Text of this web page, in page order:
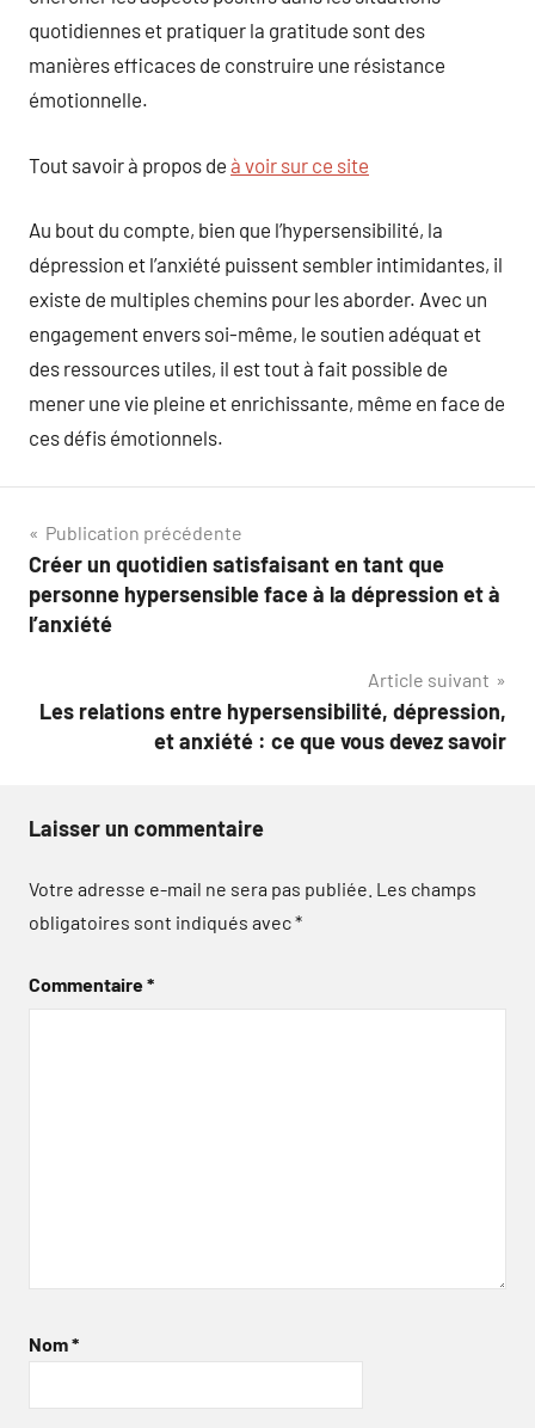
quotidiennes et pratiquer la gratitude sont des
manières efficaces de construire une résistance
émotionnelle.
Tout savoir à propos de à voir sur ce site
Au bout du compte, bien que l’hypersensibilité, la
dépression et l’anxiété puissent sembler intimidantes, il
existe de multiples chemins pour les aborder. Avec un
engagement envers soi-même, le soutien adéquat et
des ressources utiles, il est tout à fait possible de
mener une vie pleine et enrichissante, même en face de
ces défis émotionnels.
Navigation
de
l’article
Publication précédente
Créer un quotidien satisfaisant en tant que
personne hypersensible face à la dépression et à
l’anxiété
Article suivant
Les relations entre hypersensibilité, dépression,
et anxiété : ce que vous devez savoir
Laisser un commentaire
Votre adresse e-mail ne sera pas publiée. Les champs
obligatoires sont indiqués avec*
Commentaire*
Nom*